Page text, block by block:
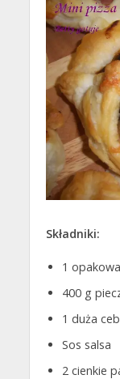
Składniki:
1
400 g
1 duża
Sos salsa
2 cienkie